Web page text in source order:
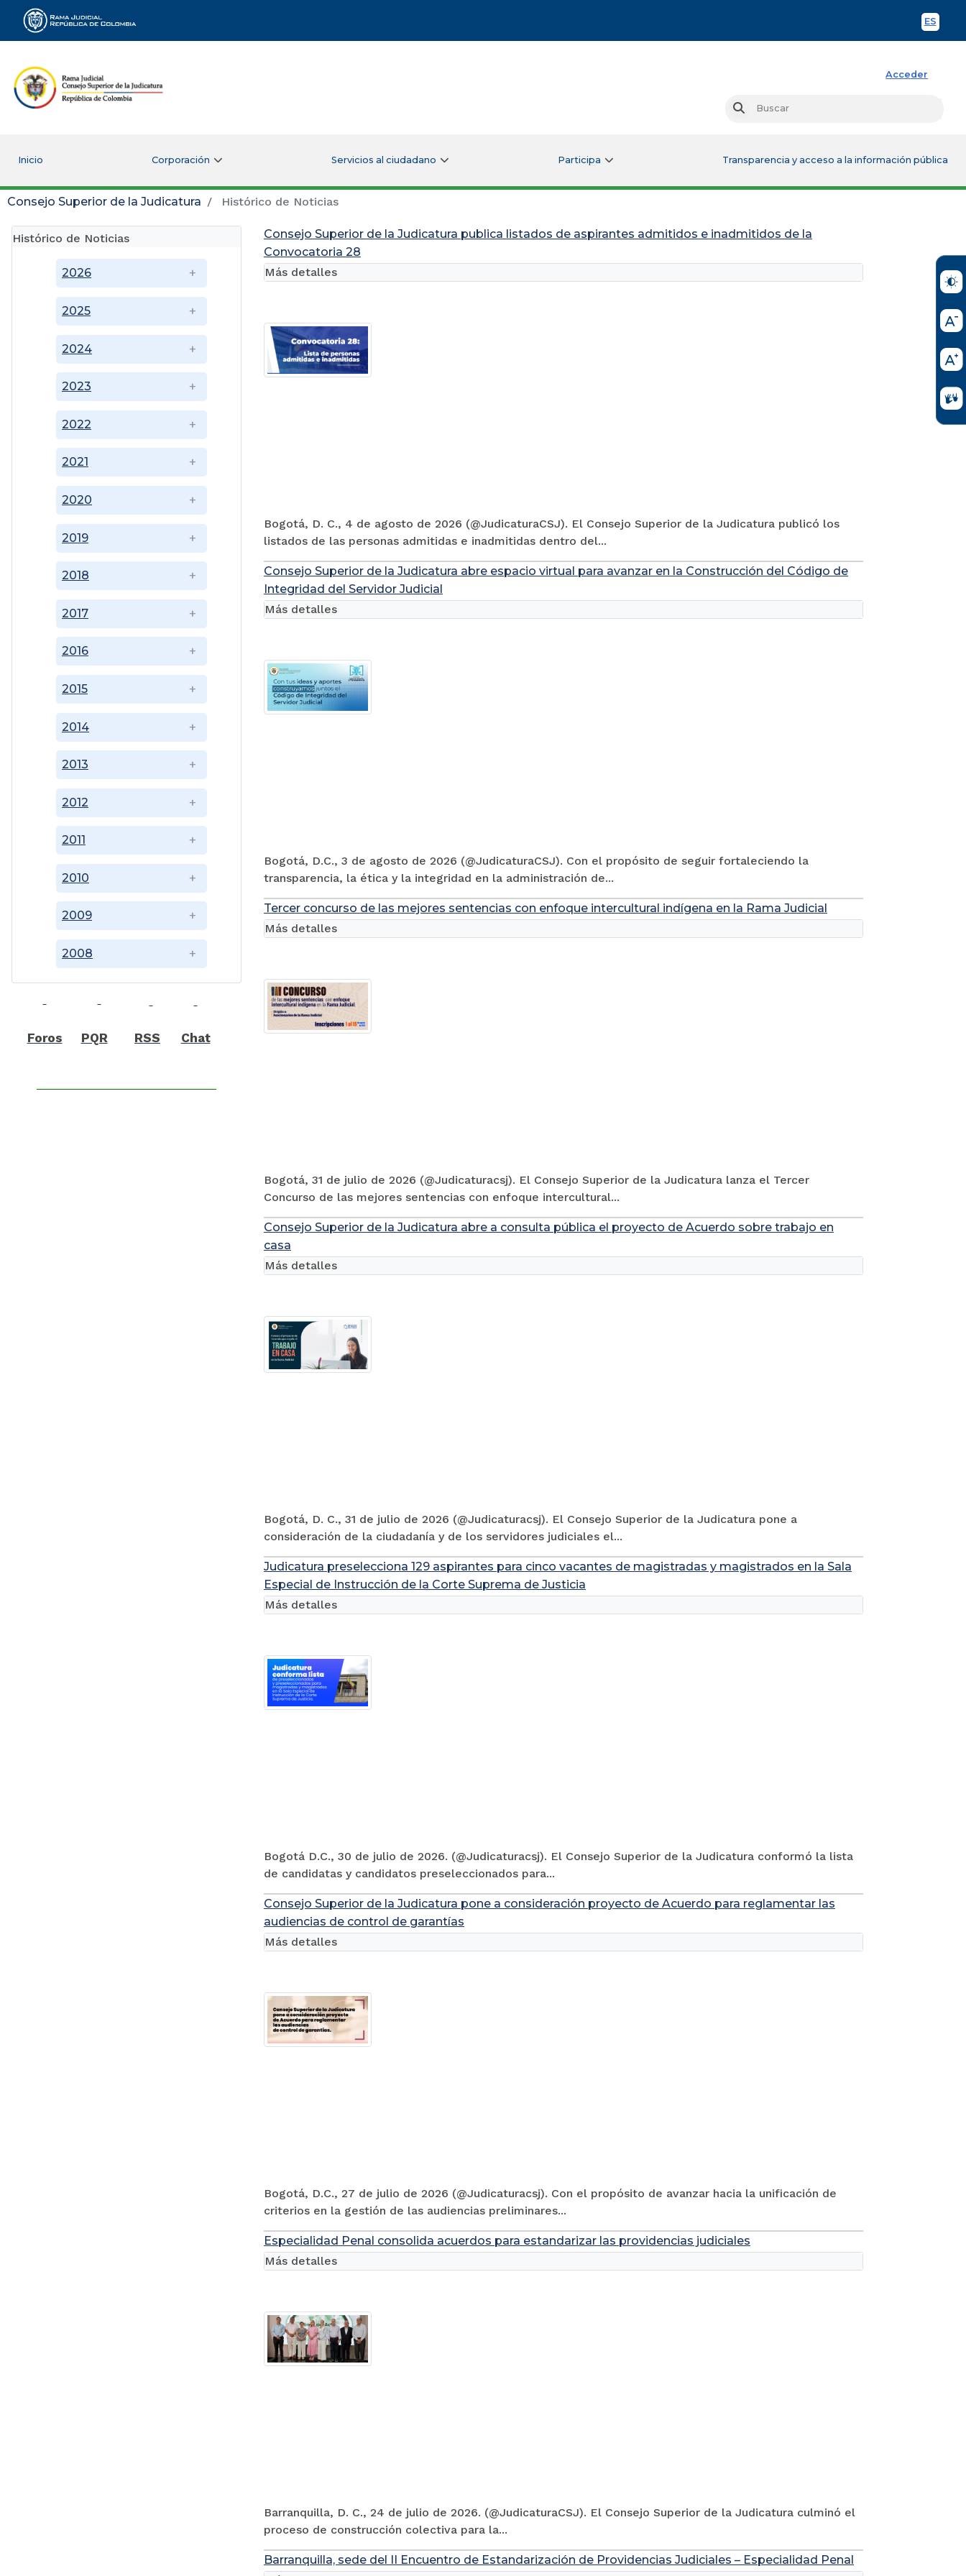
ES
Rama Judicial
Acceder
Buscar
Inicio Corporación Servicios al ciudadano Participa Transparencia y acceso a la información pública
Consejo Superior de la Judicatura Histórico de Noticias
Histórico de Noticias
2008
2009
2010
2011
2012
2013
2014
2015
2016
2017
2018
2019
2020
2021
2022
2023
2024
2025
2026
Foros PQR RSS Chat
Consejo Superior de la Judicatura publica listados de aspirantes admitidos e inadmitidos de la
Convocatoria 28
Bogotá, D. C., 4 de agosto de 2026 (@JudicaturaCSJ). El Consejo Superior de la Judicatura publicó los
listados de las personas admitidas e inadmitidas dentro del...
Más detalles
Consejo Superior de la Judicatura abre espacio virtual para avanzar en la Construcción del Código de
Integridad del Servidor Judicial
Bogotá, D.C., 3 de agosto de 2026 (@JudicaturaCSJ). Con el propósito de seguir fortaleciendo la
transparencia, la ética y la integridad en la administración de...
Más detalles
Tercer concurso de las mejores sentencias con enfoque intercultural indígena en la Rama Judicial
Bogotá, 31 de julio de 2026 (@Judicaturacsj). El Consejo Superior de la Judicatura lanza el Tercer
Concurso de las mejores sentencias con enfoque intercultural...
Más detalles
Consejo Superior de la Judicatura abre a consulta pública el proyecto de Acuerdo sobre trabajo en
casa
Bogotá, D. C., 31 de julio de 2026 (@Judicaturacsj). El Consejo Superior de la Judicatura pone a
consideración de la ciudadanía y de los servidores judiciales el...
Más detalles
Judicatura preselecciona 129 aspirantes para cinco vacantes de magistradas y magistrados en la Sala
Especial de Instrucción de la Corte Suprema de Justicia
Bogotá D.C., 30 de julio de 2026. (@Judicaturacsj). El Consejo Superior de la Judicatura conformó la lista
de candidatas y candidatos preseleccionados para...
Más detalles
Consejo Superior de la Judicatura pone a consideración proyecto de Acuerdo para reglamentar las
audiencias de control de garantías
Bogotá, D.C., 27 de julio de 2026 (@Judicaturacsj). Con el propósito de avanzar hacia la unificación de
criterios en la gestión de las audiencias preliminares...
Más detalles
Especialidad Penal consolida acuerdos para estandarizar las providencias judiciales
Barranquilla, D. C., 24 de julio de 2026. (@JudicaturaCSJ). El Consejo Superior de la Judicatura culminó el
proceso de construcción colectiva para la...
Más detalles
Barranquilla, sede del II Encuentro de Estandarización de Providencias Judiciales – Especialidad Penal